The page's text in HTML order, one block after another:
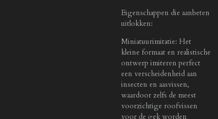
Eigenschappen die aanbeten
uitlokken:
Miniatuurimitatie: Het
kleine formaat en realistische
ontwerp imiteren perfect
een verscheidenheid aan
insecten en aasvissen,
waardoor zelfs de meest
voorzichtige roofvissen
voor de gek worden